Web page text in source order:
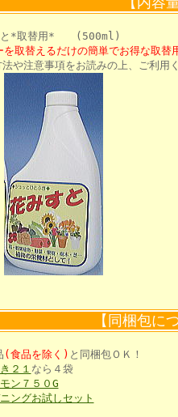
*取替用* (500ml)
替えるだけの簡単でお得な取替
注意事項をお読みの上、ご利用く
【同梱包に
(食品を除く) と同梱包ＯＫ！
２１ なら４袋
ン７５０G
ングお試しセット